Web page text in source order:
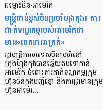
ជម្លោះចិន-អាមេរិក
មន្ត្រីជាន់ខ្ពស់ចិនប្រចាំហុងកុង៖ ការ
ដាក់ទណ្ឌកម្មរបស់អាមេរិកថា
មាន«ចេតនាអាក្រក់»
រដ្ឋមន្ត្រីការបរទេសចិនប្រចាំនៅ
ក្រុងហុងកុងបានឆ្លើយតបទៅកាន់
អាមេរិក ចំពោះការដាក់ទណ្ឌកម្មក្រុម
ហ៊ុនចិនក្នុងបញ្ជីខ្មៅ និងការព្រមានក្រុម
ហ៊ុនអាមេរ…